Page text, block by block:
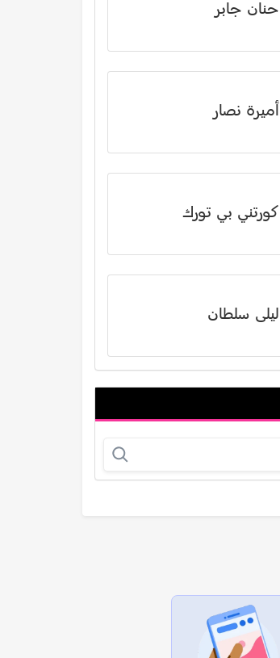
حنان جابر
أميرة نصار
كورتني بي تورك
ليلى سلطان
مارجريت نوسيرا
عرض الكل